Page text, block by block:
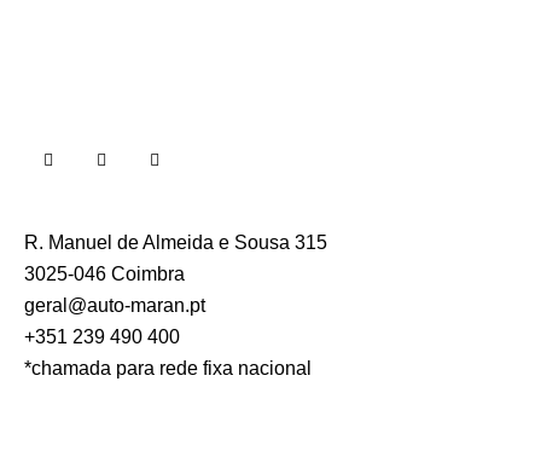
R. Manuel de Almeida e Sousa 315
3025-046 Coimbra
geral@auto-maran.pt
+351 239 490 400
*chamada para rede fixa nacional